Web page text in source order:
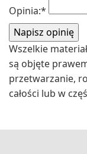
Opinia:*
Wszelkie
są objęte
przetwarzanie,
całości lub w